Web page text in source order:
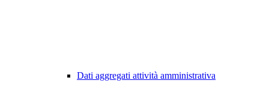
Dati aggregati attività amministrativa